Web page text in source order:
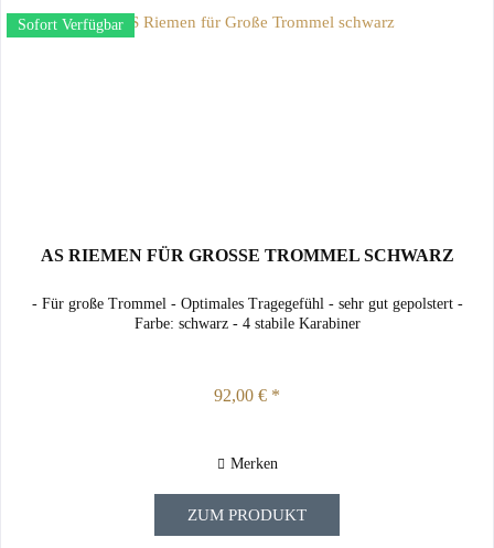
Sofort Verfügbar
AS RIEMEN FÜR GROSSE TROMMEL SCHWARZ
- Für große Trommel - Optimales Tragegefühl - sehr gut gepolstert -
Farbe: schwarz - 4 stabile Karabiner
92,00 € *
Merken
ZUM PRODUKT